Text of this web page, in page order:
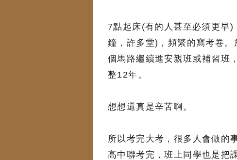
7點起床(有的人甚至必須更早
鐘，許多堂)，頻繁的寫考卷
個馬路繼續進安親班或補習班
整12年。
想想還真是辛苦啊。
所以考完大考，很多人會做的
高中聯考完，班上同學也是把